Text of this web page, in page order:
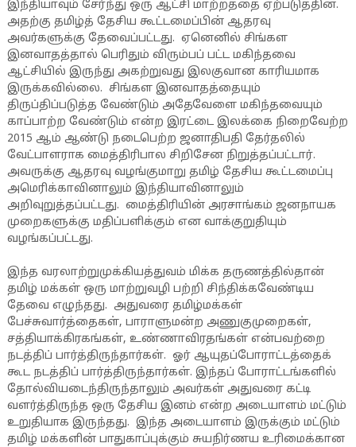
இந்தியாவும் சேர்ந்து ஒரு ஆட்சி மாற்றத்தை ஏற்படுத்தின.
அதற்கு தமிழ்த் தேசிய கூட்டமைப்பின் ஆதரவு
அவர்களுக்கு தேவைப்பட்டது. ஏனெனில் சிங்கள
இனவாதத்தால் பெரிதும் விரும்பப் பட்ட மகிந்தவை
ஆட்சியில் இருந்து அகற்றுவது இலகுவான காரியமாக
இருக்கவில்லை. சிங்கள இனவாதத்தையும்
திருப்திப்படுத்த வேண்டும் அதேவேளை மகிந்தவையும்
காப்பாற்ற வேண்டும் என்ற இரட்டை இலக்கை நிறைவேற்ற
2015 ஆம் ஆண்டு நடைபெற்ற ஜனாதிபதி தேர்தலில்
வேட்பாளராக மைத்திரிபால சிறிசேன நிறுத்தப்பட்டார்.
அவருக்கு ஆதரவு வழங்குமாறு தமிழ் தேசிய கூட்டமைப்பு
அமெரிக்காவினாலும் இந்தியாவினாலும்
அறிவுறுத்தப்பட்டது. மைத்திரியின் அரசாங்கம் ஜனநாயக
முறைகளுக்கு மதிப்பளிக்கும் என வாக்குறுதியும்
வழங்கப்பட்டது.
இந்த வரலாற்றுமுக்கியத்துவம் மிக்க தருணத்தில்தான்
தமிழ் மக்கள் ஒரு மாற்றுவழி பற்றி சிந்திக்கவேண்டிய
தேவை எழுந்தது. அதுவரை தமிழ்மக்கள்
பேச்சுவார்த்தைகள், பாராளுமன்ற அணுகுமுறைகள்,
சத்தியாக்கிரகங்கள், உண்ணாவிரதங்கள் என்பவற்றை
நடத்திப் பார்த்திருந்தார்கள். ஓர் ஆயுதப்போராட்டத்தைக்
கூட நடத்திப் பார்த்திருந்தார்கள். இந்தப் போராட்டங்களில்
தோல்வியடைந்திருந்தாலும் அவர்கள் அதுவரை கட்டி
வளர்த்திருந்த ஒரு தேசிய இனம் என்ற அடையாளம் மட்டும்
உறுதியாக இருந்தது. இந்த அடையாளம் இருக்கும் மட்டும்
தமிழ் மக்களின் பாதுகாப்புக்கும் சுயநிர்ணய உரிமைக்கான